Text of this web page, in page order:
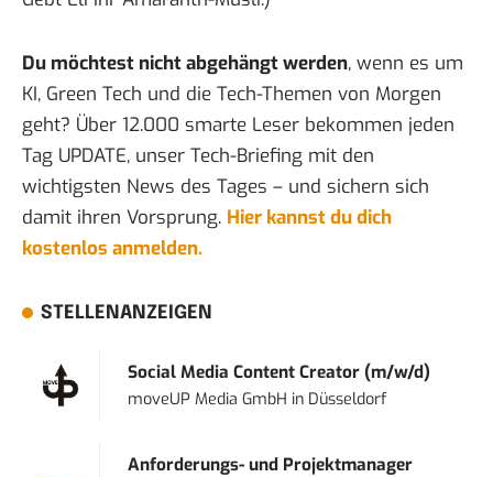
Du möchtest nicht abgehängt werden, wenn es um
KI, Green Tech und die Tech-Themen von Morgen
geht? Über 12.000 smarte Leser bekommen jeden
Tag UPDATE, unser Tech-Briefing mit den
wichtigsten News des Tages – und sichern sich
damit ihren Vorsprung. Hier kannst du dich
kostenlos anmelden.
STELLENANZEIGEN
Social Media Content Creator (m/w/d)
moveUP Media GmbH in Düsseldorf
Anforderungs- und Projektmanager